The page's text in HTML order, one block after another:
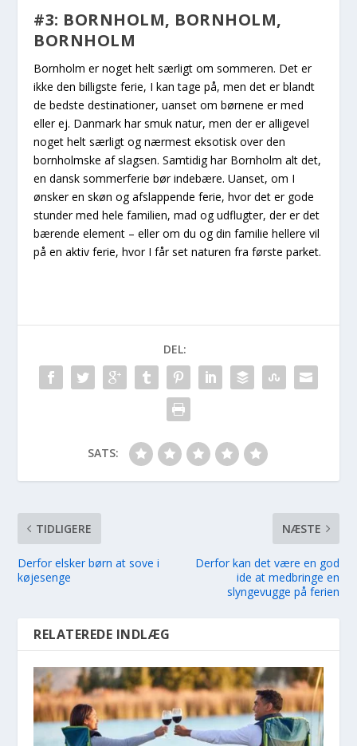
#3: BORNHOLM, BORNHOLM,
BORNHOLM
Bornholm er noget helt særligt om sommeren. Det er
ikke den billigste ferie, I kan tage på, men det er blandt
de bedste destinationer, uanset om børnene er med
eller ej. Danmark har smuk natur, men der er alligevel
noget helt særligt og nærmest eksotisk over den
bornholmske af slagsen. Samtidig har Bornholm alt det,
en dansk sommerferie bør indebære. Uanset, om I
ønsker en skøn og afslappende ferie, hvor det er gode
stunder med hele familien, mad og udflugter, der er det
bærende element – eller om du og din familie hellere vil
på en aktiv ferie, hvor I får set naturen fra første parket.
DEL:
SATS:
TIDLIGERE
Derfor elsker børn at sove i
køjesenge
NÆSTE
Derfor kan det være en god
ide at medbringe en
slyngevugge på ferien
RELATEREDE INDLÆG